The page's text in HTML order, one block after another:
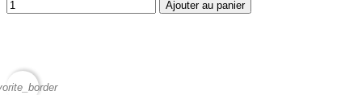
Ajouter au panier